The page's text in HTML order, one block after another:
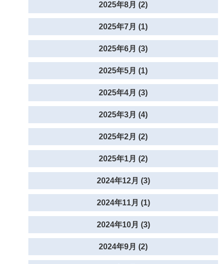
2025年8月 (2)
2025年7月 (1)
2025年6月 (3)
2025年5月 (1)
2025年4月 (3)
2025年3月 (4)
2025年2月 (2)
2025年1月 (2)
2024年12月 (3)
2024年11月 (1)
2024年10月 (3)
2024年9月 (2)